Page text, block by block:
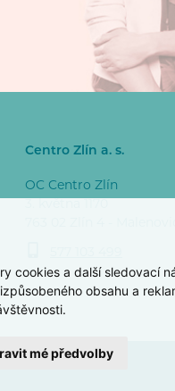
cookies a další sledovací
obsahu a
mé předvolby
Centro Zlín a. s.
OC Centro Zlín